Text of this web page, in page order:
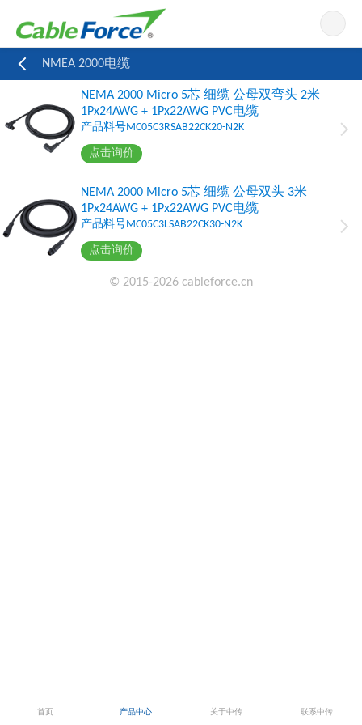
NMEA 2000电缆
NEMA 2000 Micro 5芯 细缆 公母双弯头 2米
1Px24AWG + 1Px22AWG PVC电缆
产品料号MC05C3RSAB22CK20-N2K
点击询价
NEMA 2000 Micro 5芯 细缆 公母双头 3米
1Px24AWG + 1Px22AWG PVC电缆
产品料号MC05C3LSAB22CK30-N2K
点击询价
© 2015-2026 cableforce.cn
首页 产品中心 关于中传 联系中传